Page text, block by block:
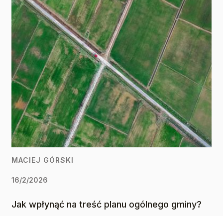
MACIEJ GÓRSKI
16/2/2026
Jak wpłynąć na treść planu ogólnego gminy?